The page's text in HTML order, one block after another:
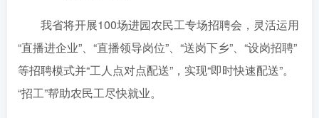
我省将开展100场进园农民工专场招聘会，灵活运用
“直播进企业”、“直播领导岗位”、“送岗下乡”、“设岗招聘”
等招聘模式并“工人点对点配送”，实现“即时快速配送”。
“招工”帮助农民工尽快就业。